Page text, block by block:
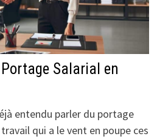
Salarial en
entendu parler du portage
qui a le vent en poupe ces